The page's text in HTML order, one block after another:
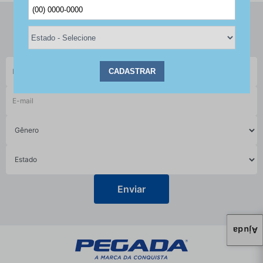
Ajuda
Fique por dentro das novidades e promoções da Pegada